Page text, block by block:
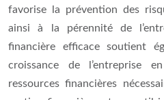
favorise la prévention des
ainsi à la pérennité de
financière efficace soutient
croissance de l’entreprise
ressources financières